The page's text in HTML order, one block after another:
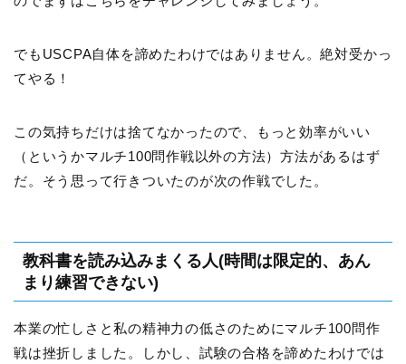
でもUSCPA自体を諦めたわけではありません。絶対受かっ
てやる！
この気持ちだけは捨てなかったので、もっと効率がいい
（というかマルチ100問作戦以外の方法）方法があるはず
だ。そう思って行きついたのが次の作戦でした。
教科書を読み込みまくる人(時間は限定的、あん
まり練習できない)
本業の忙しさと私の精神力の低さのためにマルチ100問作
戦は挫折しました。しかし、試験の合格を諦めたわけでは